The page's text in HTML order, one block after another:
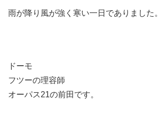
雨が降り風が強く寒い一日でありました。
ドーモ
フツーの理容師
オーパス21の前田です。